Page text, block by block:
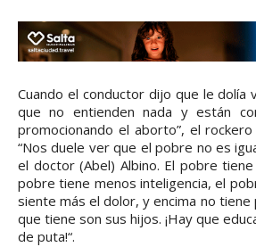
Cuando el conductor dijo que le dolía
que no entienden nada y están
promocionando el aborto”, el
“Nos duele ver que el pobre no es
el doctor (Abel) Albino. El pobre
pobre tiene menos inteligencia, el
siente más el dolor, y encima no tiene
que tiene son sus hijos. ¡Hay que
de puta!“.